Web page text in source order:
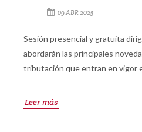
09 ABR 2025
Sesión presencial y gratuita
abordarán las principales
tributación que entran en vigor
Leer más